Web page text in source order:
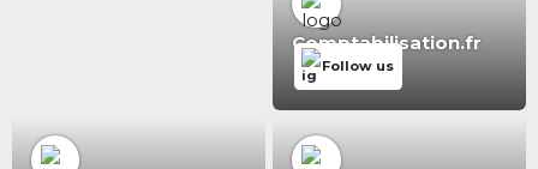
Comptabilisation.fr
Follow us